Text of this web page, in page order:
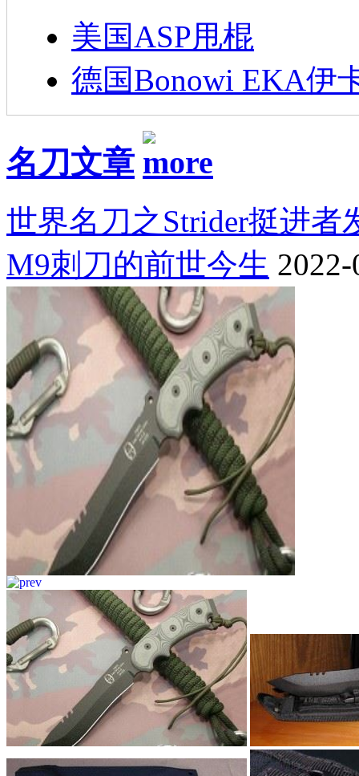
美国ASP甩棍
德国Bonowi EKA伊
名刀文章
世界名刀之Strider挺进者
M9刺刀的前世今生